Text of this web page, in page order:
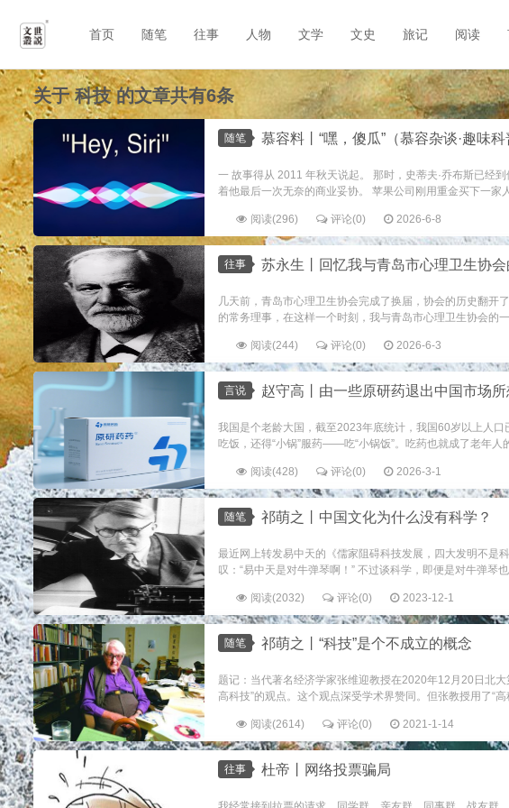
首页 随笔 往事 人物 文学 文史 旅记 阅读
关于科技的文章共有6条
随笔 慕容料丨“嘿，傻瓜”（慕容杂谈·趣味科
一 故事得从 2011 年秋天说起。 那时，史蒂夫·乔布斯已经
着他最后一次无奈的商业妥协。 苹果公司刚用重金买下一家
阅读(296) 评论(0) 2026-6-8
往事 苏永生丨回忆我与青岛市心理卫生协
几天前，青岛市心理卫生协会完成了换届，协会的历史翻开
的常务理事，在这样一个时刻，我与青岛市心理卫生协会的
阅读(244) 评论(0) 2026-6-3
言说 赵守高丨由一些原研药退出中国市场所
我国是个老龄大国，截至2023年底统计，我国60岁以上人
吃饭，还得“小锅”服药——吃“小锅饭”。吃药也就成了老年人
阅读(428) 评论(0) 2026-3-1
随笔 祁萌之丨中国文化为什么没有科学？
最近网上转发易中天的《儒家阻碍科技发展，四大发明不是
叹：“易中天是对牛弹琴啊！” 不过谈科学，即便是对牛弹琴
阅读(2032) 评论(0) 2023-12-1
随笔 祁萌之丨“科技”是个不成立的概念
题记：当代著名经济学家张维迎教授在2020年12月20日北
高科技”的观点。这个观点深受学术界赞同。但张教授用了“
阅读(2614) 评论(0) 2021-1-14
往事 杜帝丨网络投票骗局